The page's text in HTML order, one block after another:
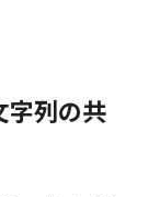
字列の共